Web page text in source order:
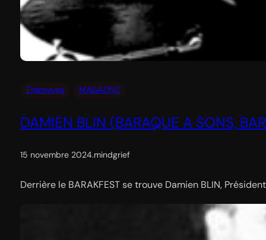
Entrevues MAGAZINE
DAMIEN BLIN (BARAQUE A SONS,
15 novembre 2024.mindgrief
Derrière le BARAKFEST se trouve Damien BLIN,